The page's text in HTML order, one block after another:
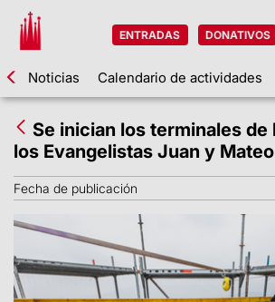
ENTRADAS DONATIVOS
Noticias Calendario de actividades
Se inician los terminales de
los Evangelistas Juan y Mateo
Fecha de publicación